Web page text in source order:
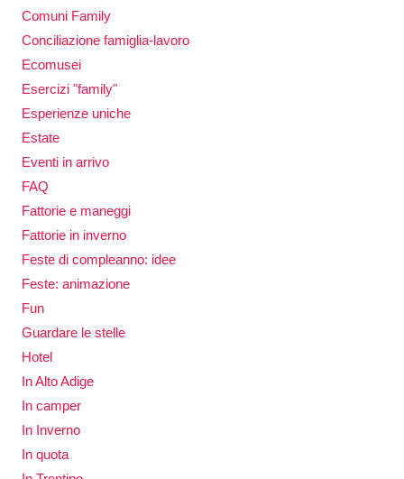
Comuni Family
Conciliazione famiglia-lavoro
Ecomusei
Esercizi "family"
Esperienze uniche
Estate
Eventi in arrivo
FAQ
Fattorie e maneggi
Fattorie in inverno
Feste di compleanno: idee
Feste: animazione
Fun
Guardare le stelle
Hotel
In Alto Adige
In camper
In Inverno
In quota